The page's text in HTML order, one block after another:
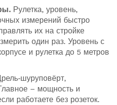
Рулетка, уровень,
измерений быстро
их на стройке
один раз. Уровень с
и рулетка до 5 метров
– мощность и
работаете без розеток.